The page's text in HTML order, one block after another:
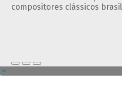
compositores clássicos